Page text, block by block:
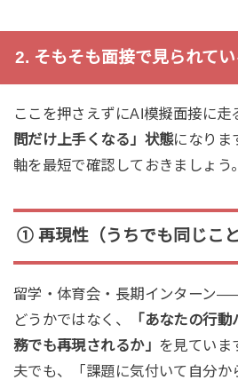
2. そもそも面接で見られて
ここを押さえずにAI模擬面接に走
問だけ上手くなる」状態になりま
軸を最短で確認しておきましょう。
① 再現性（うちでも同じこと
留学・体育会・長期インターン
どうかではなく、
「あなたの行
務でも再現されるか」 を見ていま
夫でも、「課題に気付いて自分